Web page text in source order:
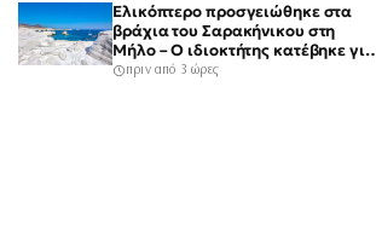
Ελικόπτερο προσγειώθηκε στα
βράχια του Σαρακήνικου στη
Μήλο – Ο ιδιοκτήτης κατέβηκε για
μπάνιο
πριν από 3 ώρες